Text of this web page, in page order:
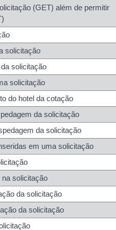
(GET) além de permitir
solicitação
solicitação
solicitação
do hotel da cotação
da solicitação
da solicitação
em uma solicitação
solicitação
da solicitação
da solicitação